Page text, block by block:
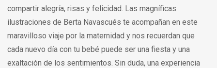
compartir alegría, risas y felicidad. Las magníficas
ilustraciones de Berta Navascués te acompañan en este
maravilloso viaje por la maternidad y nos recuerdan que
cada nuevo día con tu bebé puede ser una fiesta y una
exaltación de los sentimientos. Sin duda, una experiencia